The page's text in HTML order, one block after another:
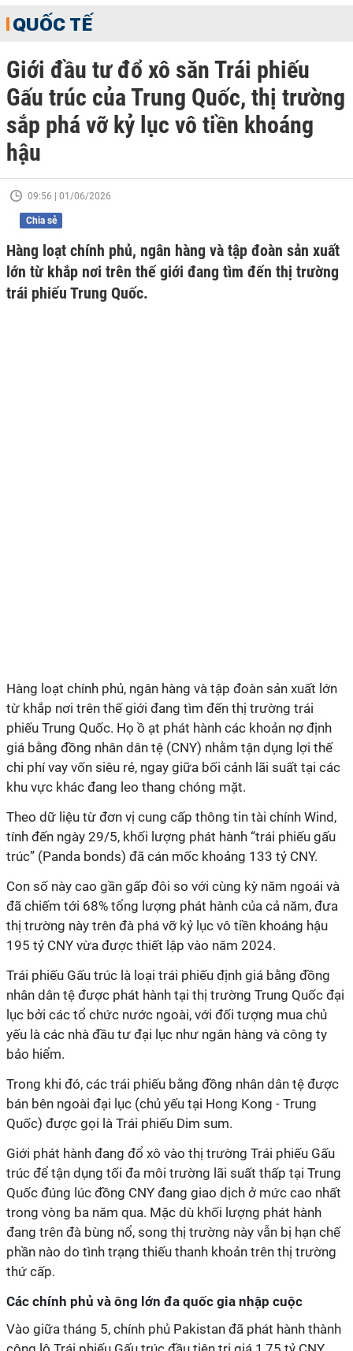
QUỐC TẾ
Giới đầu tư đổ xô săn Trái phiếu
Gấu trúc của Trung Quốc, thị trường
sắp phá vỡ kỷ lục vô tiền khoáng
hậu
09:56 | 01/06/2026
Chia sẻ
Hàng loạt chính phủ, ngân hàng và tập đoàn sản xuất
lớn từ khắp nơi trên thế giới đang tìm đến thị trường
trái phiếu Trung Quốc.
Hàng loạt chính phủ, ngân hàng và tập đoàn sản xuất lớn
từ khắp nơi trên thế giới đang tìm đến thị trường trái
phiếu Trung Quốc. Họ ồ ạt phát hành các khoản nợ định
giá bằng đồng nhân dân tệ (CNY) nhằm tận dụng lợi thế
chi phí vay vốn siêu rẻ, ngay giữa bối cảnh lãi suất tại các
khu vực khác đang leo thang chóng mặt.
Theo dữ liệu từ đơn vị cung cấp thông tin tài chính Wind,
tính đến ngày 29/5, khối lượng phát hành “trái phiếu gấu
trúc” (Panda bonds) đã cán mốc khoảng 133 tỷ CNY.
Con số này cao gần gấp đôi so với cùng kỳ năm ngoái và
đã chiếm tới 68% tổng lượng phát hành của cả năm, đưa
thị trường này trên đà phá vỡ kỷ lục vô tiền khoáng hậu
195 tỷ CNY vừa được thiết lập vào năm 2024.
Trái phiếu Gấu trúc là loại trái phiếu định giá bằng đồng
nhân dân tệ được phát hành tại thị trường Trung Quốc đại
lục bởi các tổ chức nước ngoài, với đối tượng mua chủ
yếu là các nhà đầu tư đại lục như ngân hàng và công ty
bảo hiểm.
Trong khi đó, các trái phiếu bằng đồng nhân dân tệ được
bán bên ngoài đại lục (chủ yếu tại Hong Kong - Trung
Quốc) được gọi là Trái phiếu Dim sum.
Giới phát hành đang đổ xô vào thị trường Trái phiếu Gấu
trúc để tận dụng tối đa môi trường lãi suất thấp tại Trung
Quốc đúng lúc đồng CNY đang giao dịch ở mức cao nhất
trong vòng ba năm qua. Mặc dù khối lượng phát hành
đang trên đà bùng nổ, song thị trường này vẫn bị hạn chế
phần nào do tình trạng thiếu thanh khoản trên thị trường
thứ cấp.
Các chính phủ và ông lớn đa quốc gia nhập cuộc
Vào giữa tháng 5, chính phủ Pakistan đã phát hành thành